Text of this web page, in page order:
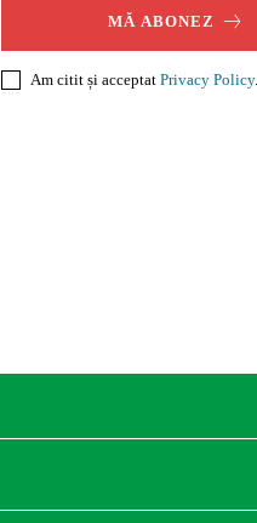
MĂ ABONEZ
Am citit și acceptat Privacy Policy.